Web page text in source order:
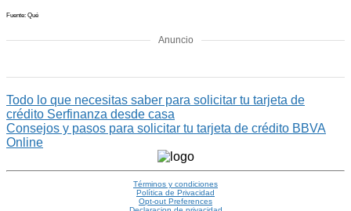
Fuente: Qué
Anuncio
Todo lo que necesitas saber para solicitar tu tarjeta de
crédito Serfinanza desde casa
Consejos y pasos para solicitar tu tarjeta de crédito BBVA
Online
Términos y condiciones
Política de Privacidad
Opt-out Preferences